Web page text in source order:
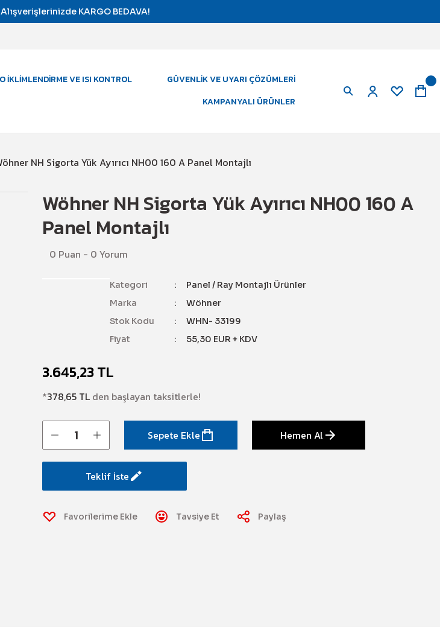
KARGO BEDAVA!
İKLIMLENDIRME VE ISI KONTROL
GÜVENLIK VE UYARI ÇÖZÜMLERI
KAMPANYALI ÜRÜNLER
NH Sigorta Yük Ayırıcı NH00 160 A Panel Montajlı
Wöhner NH Sigorta Yük Ayırıcı NH00 160 A
Panel Montajlı
0 Puan - 0 Yorum
Kategori
Panel / Ray Montajlı Ürünler
Marka
Wöhner
Stok Kodu
WHN- 33199
Fiyat
55,30 EUR + KDV
3.645,23 TL
*378,65 TL den başlayan taksitlerle!
Sepete Ekle Hemen Al
Teklif İste
Tavsiye Et Paylaş